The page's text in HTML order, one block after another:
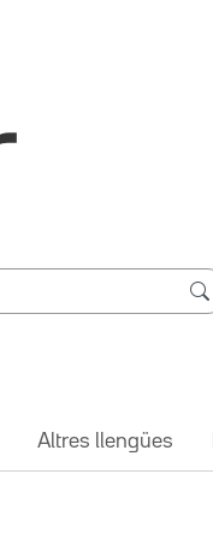
Altres llengües